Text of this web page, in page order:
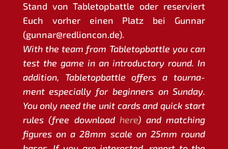
Stand von Table­top­batt­le oder reser­viert
Euch vor­her einen Platz bei Gun­nar
(gunnar@redlioncon.de).
With the team from Table­top­batt­le you can
test the game in an intro­duc­to­ry round. In
addi­ti­on, Table­top­batt­le offers a tour­na­
ment espe­ci­al­ly for beg­in­ners on Sun­day.
You only need the unit cards and quick start
rules (free down­loadhere) and matching
figu­res on a 28mm sca­le on 25mm round